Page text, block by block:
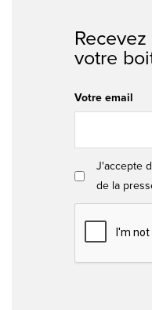
votre
Votre email
J'accepte
de la